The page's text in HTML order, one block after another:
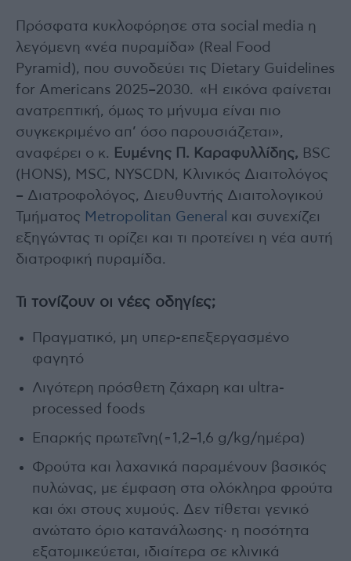
Πρόσφατα κυκλοφόρησε στα social media η
λεγόμενη «νέα πυραμίδα» (Real Food
Pyramid), που συνοδεύει τις Dietary Guidelines
for Americans 2025–2030. «Η εικόνα φαίνεται
ανατρεπτική, όμως το μήνυμα είναι πιο
συγκεκριμένο απ’ όσο παρουσιάζεται»,
αναφέρει ο κ.
Ευμένης Π. Καραφυλλίδης, BSC
(HONS), MSC, NYSCDN, Κλινικός Διαιτολόγος
– Διατροφολόγος, Διευθυντής Διαιτολογικού
Τμήματος Metropolitan General
και συνεχίζει
εξηγώντας τι ορίζει και τι προτείνει η νέα αυτή
διατροφική πυραμίδα.
Τι τονίζουν οι νέες οδηγίες;
Πραγματικό, μη υπερ-επεξεργασμένο
φαγητό
Λιγότερη πρόσθετη ζάχαρη και ultra-
processed foods
Επαρκής πρωτεΐνη(≈1,2–1,6 g/kg/ημέρα)
Φρούτα και λαχανικά παραμένουν βασικός
πυλώνας, με έμφαση στα ολόκληρα φρούτα
και όχι στους χυμούς. Δεν τίθεται γενικό
ανώτατο όριο κατανάλωσης· η ποσότητα
εξατομικεύεται, ιδιαίτερα σε κλινικά